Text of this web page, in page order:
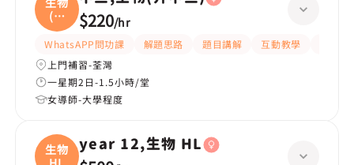
(升
中
$220/hr
WhatsAPP問功課 解題思路 題目講解 互動教學
上門補習-荃灣
一星期2日-1.5小時/堂
女導師-大學程度
生物
year 12,生物 HL